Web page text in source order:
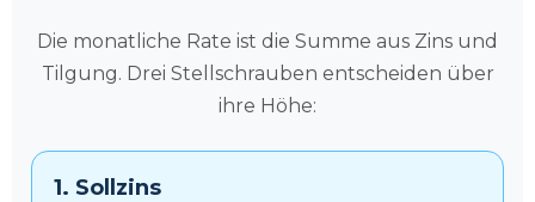
Die monatliche Rate ist die Summe aus Zins und
Tilgung. Drei Stellschrauben entscheiden über
ihre Höhe:
1. Sollzins